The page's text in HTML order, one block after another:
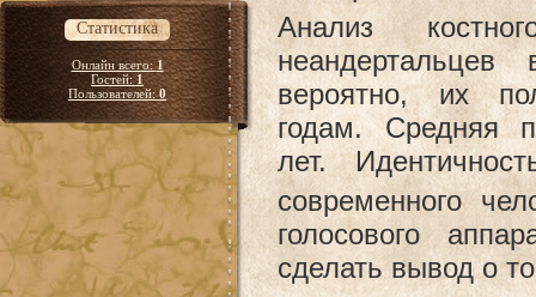
Статистика
Онлайн всего:1
Гостей:1
Пользователей:0
Анализ
вероятно, их
годам. Средняя
лет.
современного
голосового
сделать вывод о